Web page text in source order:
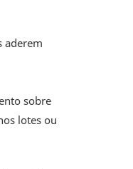
aderem
sobre
lotes ou